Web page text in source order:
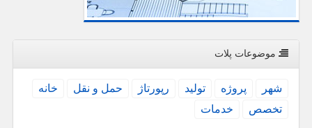
موضوعات پلات
شهر پروژه تولید رپورتاژ حمل و نقل
خانه
تخصص
خدمات